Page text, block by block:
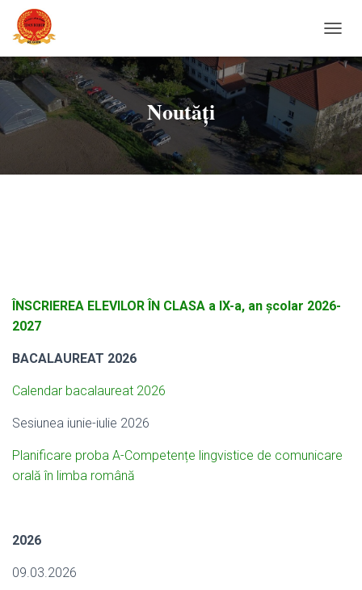
O
T
Ă
N
A
Noutăți
ÎNSCRIEREA ELEVILOR ÎN CLASA a IX-a, an școlar 2026-
2027
BACALAUREAT 2026
Calendar bacalaureat 2026
Sesiunea iunie-iulie 2026
Planificare proba A-Competențe lingvistice de comunicare
orală în limba română
2026
09.03.2026